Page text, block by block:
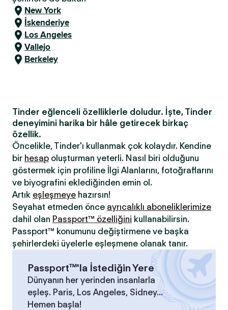
New York
İskenderiye
Los Angeles
Vallejo
Berkeley
Tinder eğlenceli özelliklerle doludur. İşte, Tinder
deneyimini harika bir hâle getirecek birkaç
özellik.
Öncelikle, Tinder'ı kullanmak çok kolaydır. Kendine
bir hesap oluşturman yeterli. Nasıl biri olduğunu
göstermek için profiline İlgi Alanlarını, fotoğraflarını
ve biyografini eklediğinden emin ol.
Artık eşleşmeye hazırsın!
Seyahat etmeden önce ayrıcalıklı aboneliklerimize
dahil olan Passport™ özelliğini kullanabilirsin.
Passport™ konumunu değiştirmene ve başka
şehirlerdeki üyelerle eşleşmene olanak tanır.
Passport™'la İstediğin Yere
Dünyanın her yerinden insanlarla
eşleş. Paris, Los Angeles, Sidney...
Hemen başla!